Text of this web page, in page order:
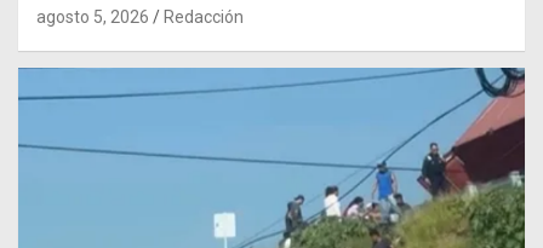
agosto 5, 2026 Redacción